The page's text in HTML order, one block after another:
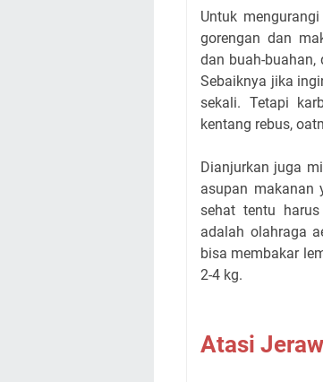
Untuk
gorengan dan
dan buah-buahan,
Sebaiknya jika
sekali. Tetapi
kentang rebus,
Dianjurkan juga
asupan makanan
sehat tentu
adalah olahraga
bisa membakar
2-4 kg.
Atasi